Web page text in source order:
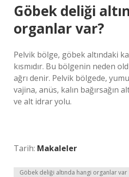
Göbek deliği
organlar var?
Pelvik bölge, göbek altındaki
kısmıdır. Bu bölgenin neden
ağrı denir. Pelvik bölgede,
vajina, anüs, kalın bağırsağın
ve alt idrar yolu.
Tarih: Makaleler
Göbek deliği altında hangi organlar var